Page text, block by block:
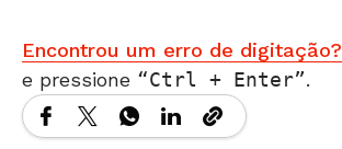
Encontrou um erro de digitação?
e pressione
Ctrl + Enter .